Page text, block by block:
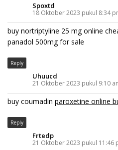
Spoxtd
18 Oktober 2023 pukul 8:34
buy nortriptyline 25 mg online
panadol 500mg for sale
Reply
Uhuucd
21 Oktober 2023 pukul 9:10
buy coumadin paroxetine online
Reply
Frtedp
21 Oktober 2023 pukul 11:46